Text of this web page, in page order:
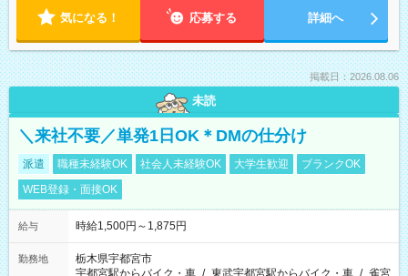
気になる！ 応募する 詳細へ
掲載日：2026.08.06
未読
＼来社不要／単発1日OK＊DMの仕分け
派遣 職種未経験OK 社会人未経験OK 大学生歓迎
ブランクOK
WEB登録・面接OK
給与 時給1,500円～1,875円
勤務地
栃木県宇都宮市
宇都宮駅からバイク・車 / 東武宇都宮駅からバイク・車 / 雀宮